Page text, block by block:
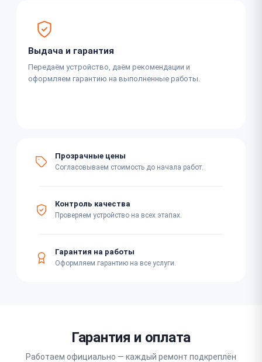
Выдача и гарантия
Передаём устройство, даём рекомендации и
оформляем гарантию на выполненные работы.
Прозрачные цены
Согласовываем стоимость до начала работ.
Контроль качества
Проверяем устройство на всех этапах.
Гарантия на работы
Оформляем гарантию на все услуги.
Гарантия и оплата
Работаем официально — каждый ремонт подкреплён